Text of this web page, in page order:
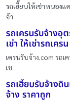
รถเฮี๊ยบให้เช่าหนองแ
จ้า
รถเครนรับจ้างอุ
เช่า ให้เช่ารถเคร
เครนรับจ้าง.com รถเ
เช
รถเฮี๊ยบรับจ้างดิ
จ้าง ราคาถูก